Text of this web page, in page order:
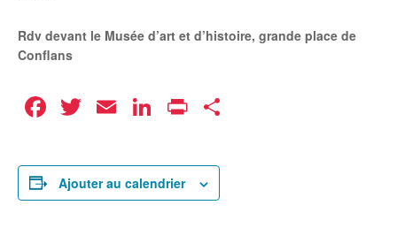
Rdv devant le Musée d’art et d’histoire, grande place de
Conflans
Facebook
Twitter
EmailLinkedIn
Print
Ajouter au calendrier